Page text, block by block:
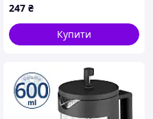
стильний і практичний
кухонний аксесуар для
приготування кави
247 ₴
Купити